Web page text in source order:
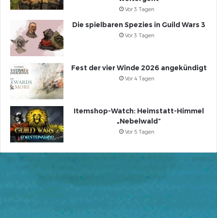
Vor 3 Tagen
Die spielbaren Spezies in Guild Wars 3
Vor 3 Tagen
Fest der vier Winde 2026 angekündigt
Vor 4 Tagen
Itemshop-Watch: Heimstatt-Himmel
„Nebelwald“
Vor 5 Tagen